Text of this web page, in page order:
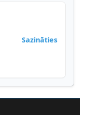
Sazināties